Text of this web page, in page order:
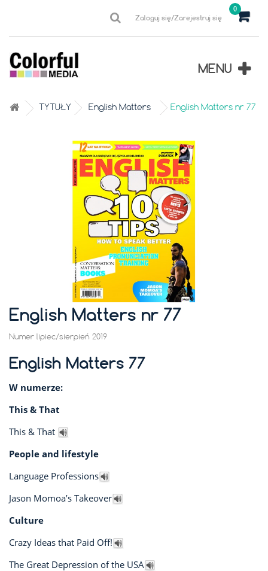
0
Zaloguj się/Zarejestruj się
MENU
TYTUŁY English Matters English Matters nr 77
English Matters nr 77
Numer lipiec/sierpień 2019
English Matters 77
W numerze:
This & That
This & That
People and lifestyle
Language Professions
Jason Momoa’s Takeover
Culture
Crazy Ideas that Paid Off!
The Great Depression of the USA